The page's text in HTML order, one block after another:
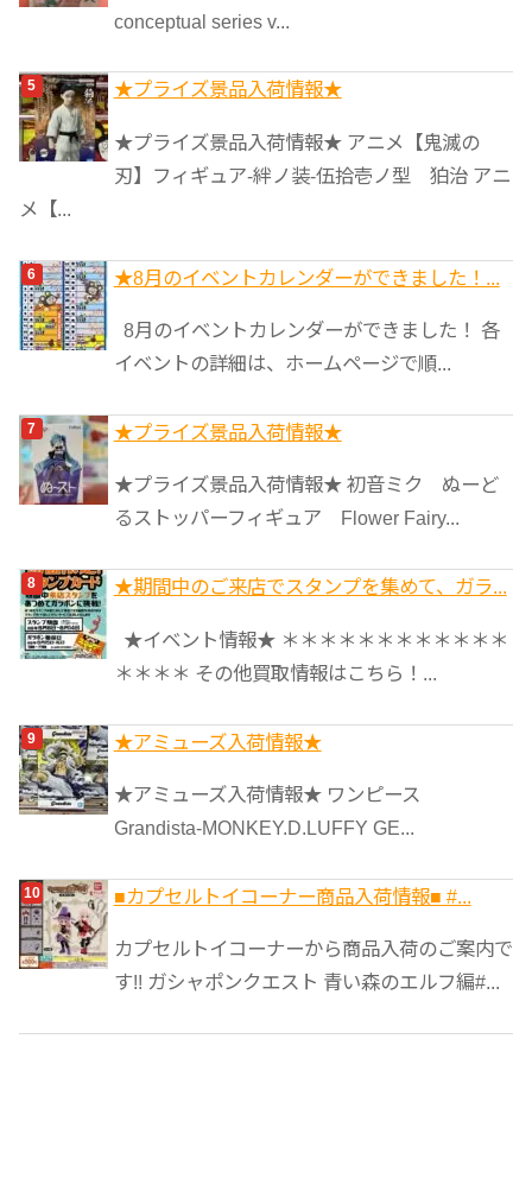
conceptual series v...
★プライズ景品入荷情報★
★プライズ景品入荷情報★ アニメ【鬼滅の
刃】フィギュア-絆ノ装-伍拾壱ノ型 狛治 アニ
メ【...
★8月のイベントカレンダーができました！...
8月のイベントカレンダーができました！ 各
イベントの詳細は、ホームページで順...
★プライズ景品入荷情報★
★プライズ景品入荷情報★ 初音ミク ぬーど
るストッパーフィギュア Flower Fairy...
★期間中のご来店でスタンプを集めて、ガラ...
★イベント情報★ ＊＊＊＊＊＊＊＊＊＊＊＊
＊＊＊＊ その他買取情報はこちら！...
★アミューズ入荷情報★
★アミューズ入荷情報★ ワンピース
Grandista-MONKEY.D.LUFFY GE...
■カプセルトイコーナー商品入荷情報■ #...
カプセルトイコーナーから商品入荷のご案内で
す!! ガシャポンクエスト 青い森のエルフ編#...